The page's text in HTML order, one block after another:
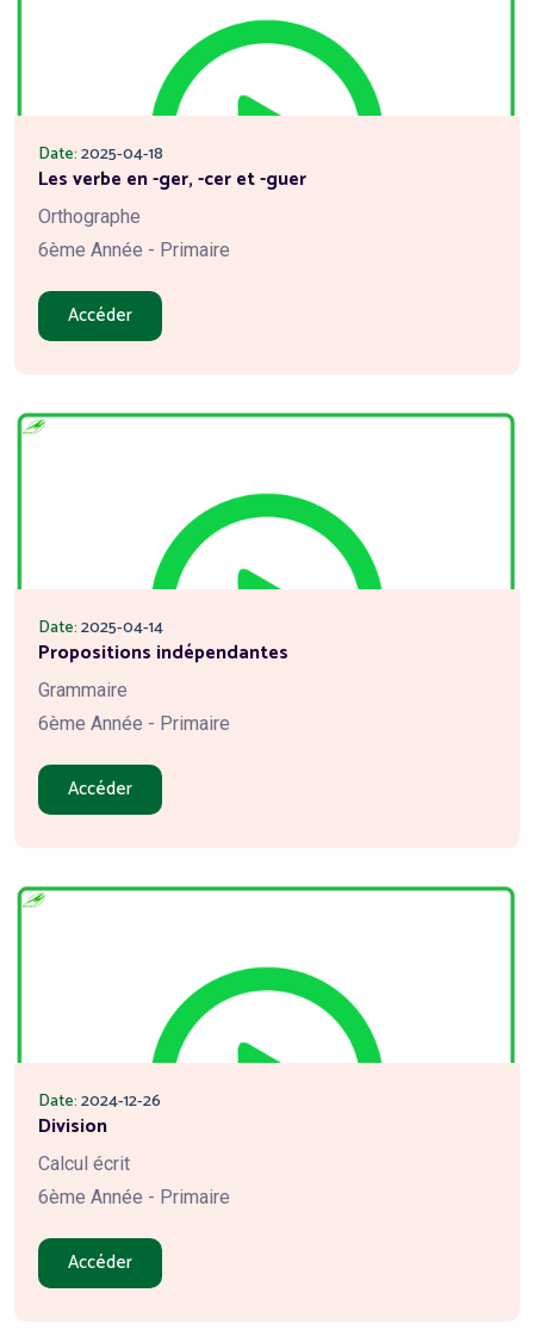
Date:2025-04-18
Les verbe en -ger, -cer et -guer
Orthographe
6ème Année - Primaire
Accéder
Date:2025-04-14
Propositions indépendantes
Grammaire
6ème Année - Primaire
Accéder
Date:2024-12-26
Division
Calcul écrit
6ème Année - Primaire
Accéder